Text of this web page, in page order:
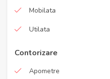
Mobilata
Utilata
Contorizare
Apometre